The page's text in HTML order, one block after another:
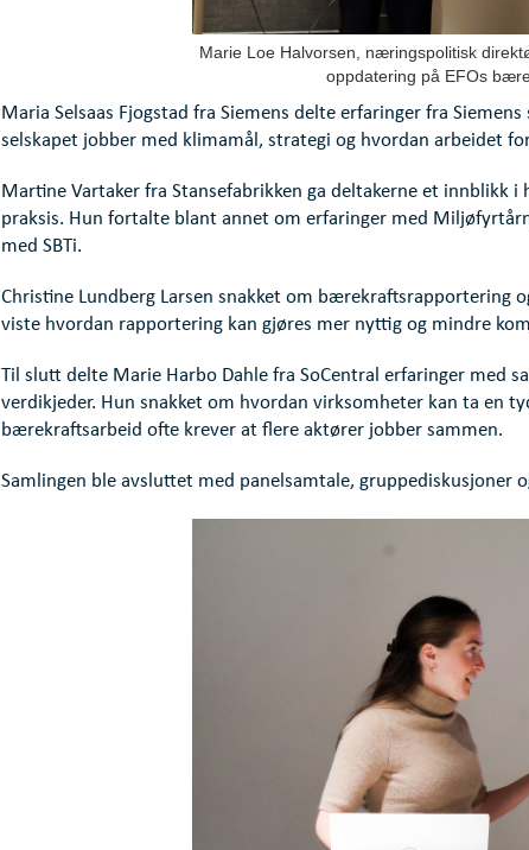
Marie Loe Halvorsen, næringspolitisk
oppdatering på EFOs
Maria Selsaas Fjogstad fra Siemens delte erfaringer fra
selskapet jobber med klimamål, strategi og hvordan arbeidet
Martine Vartaker fra Stansefabrikken ga deltakerne et
praksis. Hun fortalte blant annet om erfaringer med
med SBTi.
Christine Lundberg Larsen snakket om bærekraftsrapportering
viste hvordan rapportering kan gjøres mer nyttig og mindre
Til slutt delte Marie Harbo Dahle fra SoCentral erfaringer med
verdikjeder. Hun snakket om hvordan virksomheter kan ta en
bærekraftsarbeid ofte krever at flere aktører jobber sammen.
Samlingen ble avsluttet med panelsamtale, gruppediskusjoner